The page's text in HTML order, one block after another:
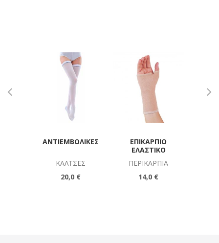
ΑΝΤΙΕΜΒΟΛΙΚΈΣ
ΚΆΛΤΣΕΣ
20,0 €
ΕΠΙΚΆΡΠΙΟ
ΕΛΑΣΤΙΚΌ
ΠΕΡΙΚΆΡΠΙΑ
14,0 €